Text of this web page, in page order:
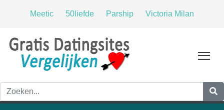
Meetic 50liefde Parship Victoria Milan